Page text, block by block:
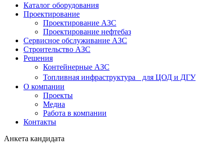
Каталог оборудования
Проектирование
Проектирование АЗС
Проектирование нефтебаз
Cервисное обслуживание АЗС
Строительство АЗС
Решения
Контейнерные АЗС
Топливная инфраструктура для ЦОД и ДГУ
О компании
Проекты
Медиа
Работа в компании
Контакты
Анкета кандидата